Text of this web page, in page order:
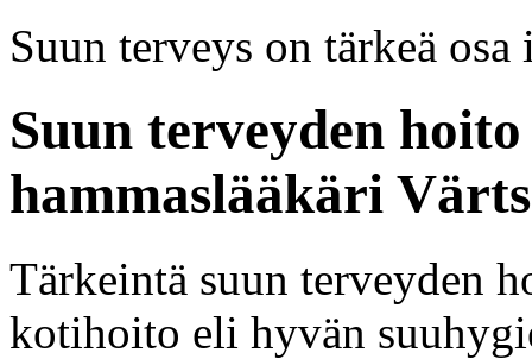
Suun terveys on tärkeä
Suun terveyden
hammaslääkäri
Tärkeintä suun terveyden
kotihoito eli hyvän